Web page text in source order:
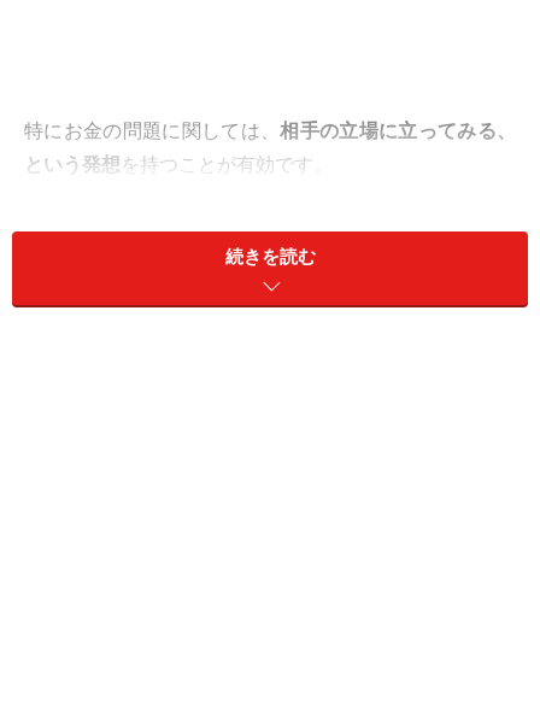
特にお金の問題に関しては、相手の立場に立ってみる、
という発想を持つことが有効です。
今回はお金問題でカモにされないために、発想を逆転す
るヒントを紹介したいと思います。
続きを読む